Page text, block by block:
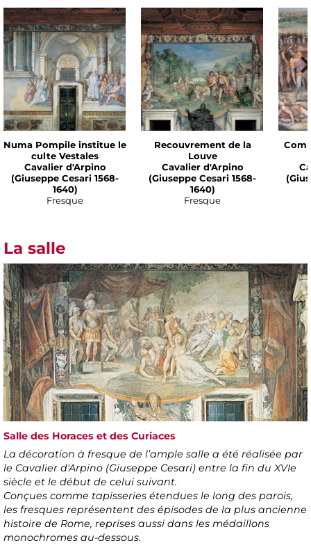
Numa Pompile institue le
culte Vestales
Cavalier d'Arpino
(Giuseppe Cesari 1568-
1640)
Fresque
Recouvrement de la
Louve
Cavalier d'Arpino
(Giuseppe Cesari 1568-
1640)
Fresque
La salle
Salle des Horaces et des Curiaces
La décoration à fresque de l’ample salle a été réalisée par
le Cavalier d'Arpino (Giuseppe Cesari) entre la fin du XVIe
siècle et le début de celui suivant.
Conçues comme tapisseries étendues le long des parois,
les fresques représentent des épisodes de la plus ancienne
histoire de Rome, reprises aussi dans les médaillons
monochromes au-dessous.